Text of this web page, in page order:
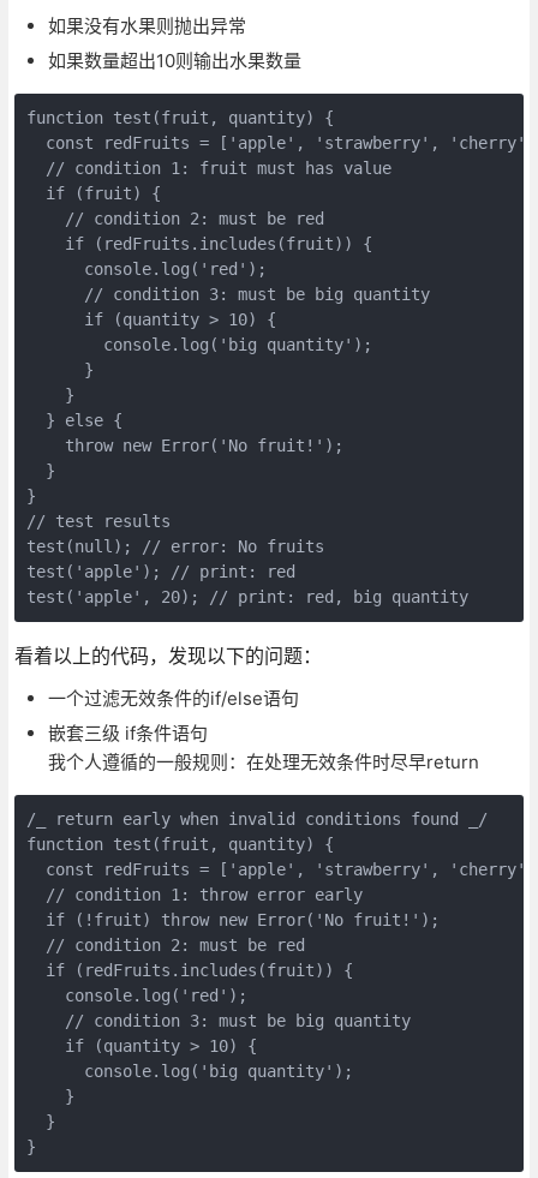
如果没有水果则抛出异常
如果数量超出10则输出水果数量
function test(fruit, quantity) {
const redFruits = ['apple', 'strawberry',
  // condition 1: fruit must has value
  if (fruit) {
    // condition 2: must be red
    if (redFruits.includes(fruit)) {
      console.log('red');
      // condition 3: must be big quantity
      if (quantity > 10) {
        console.log('big quantity');
      }
    }
  } else {
    throw new Error('No fruit!');
  }
}
// test results
test(null); // error: No fruits
test('apple'); // print: red
test('apple', 20); // print: red, big quantity
看着以上的代码，发现以下的问题：
一个过滤无效条件的if/else语句
嵌套三级 if条件语句
我个人遵循的一般规则：在处理无效条件时尽早return
/_ return early when invalid conditions found _/
function test(fruit, quantity) {
const redFruits = ['apple', 'strawberry',
  // condition 1: throw error early
  if (!fruit) throw new Error('No fruit!');
  // condition 2: must be red
  if (redFruits.includes(fruit)) {
    console.log('red');
    // condition 3: must be big quantity
    if (quantity > 10) {
      console.log('big quantity');
    }
  }
}